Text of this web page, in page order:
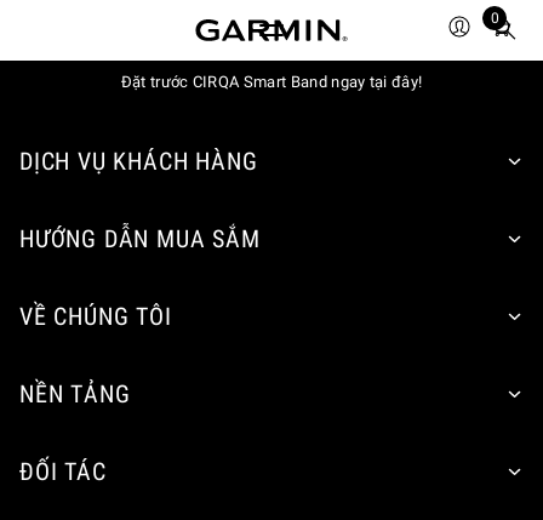
0
Total
Đặt trước CIRQA Smart Band ngay tại đây!
DỊCH VỤ KHÁCH HÀNG
HƯỚNG DẪN MUA SẮM
VỀ CHÚNG TÔI
NỀN TẢNG
ĐỐI TÁC